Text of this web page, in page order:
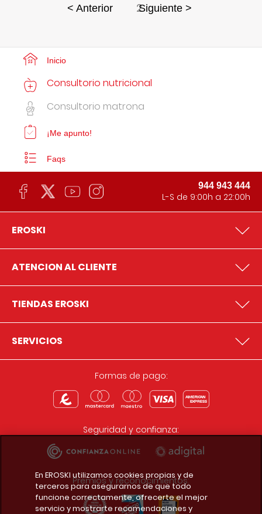
< Anterior 2Siguiente >
Inicio
Consultorio nutricional
Consultorio matrona
¡Me apunto!
Faqs
944 943 444
L-S de 9:00h a 22:00h
EROSKI
ATENCION AL CLIENTE
TIENDAS EROSKI
SERVICIOS
Formas de pago:
Seguridad y confianza:
Premios y reconocimientos:
En EROSKI utilizamos cookies propias y de
terceros para asegurarnos de que todo
funcione correctamente, ofrecerte el mejor
servicio y mostrarte recomendaciones y